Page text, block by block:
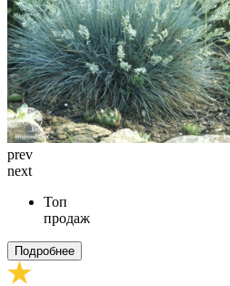
prev
next
Топ
продаж
Подробнее